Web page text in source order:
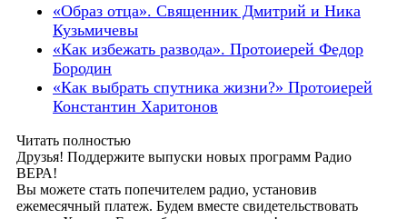
«Образ отца». Священник Дмитрий и Ника
Кузьмичевы
«Как избежать развода». Протоиерей Федор
Бородин
«Как выбрать спутника жизни?» Протоиерей
Константин Харитонов
Читать полностью
Друзья! Поддержите выпуски новых программ Радио
ВЕРА!
Вы можете стать попечителем радио, установив
ежемесячный платеж. Будем вместе свидетельствовать